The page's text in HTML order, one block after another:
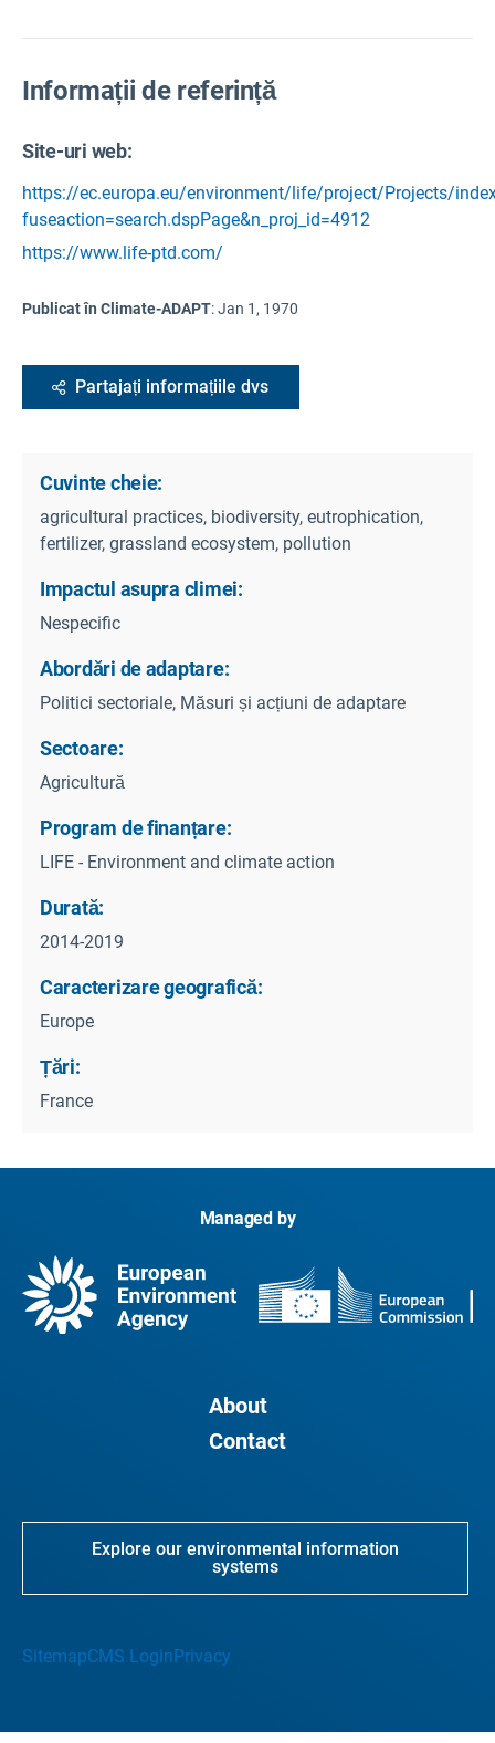
Informații de referință
Site-uri web:
https://ec.europa.eu/environment/life/project/Projects/
fuseaction=search.dspPage&n_proj_id=4912
https://www.life-ptd.com/
Publicat în Climate-ADAPT:Jan 1, 1970
Partajați informațiile dvs
Cuvinte cheie:
agricultural practices, biodiversity, eutrophication,
fertilizer, grassland ecosystem, pollution
Impactul asupra climei:
Nespecific
Abordări de adaptare:
Politici sectoriale, Măsuri și acțiuni de adaptare
Sectoare:
Agricultură
Program de finanțare:
LIFE - Environment and climate action
Durată:
2014-2019
Caracterizare geografică:
Europe
Țări:
France
Managed by
About
Contact
Explore our environmental information
systems
SitemapCMS Login Privacy